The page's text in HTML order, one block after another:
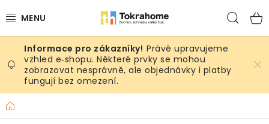
na
Výrobky
Místnosti
Venkovní prostory
Právě upravujeme
vzhled e‑shopu. Některé prvky se mohou
zobrazovat nesprávně, ale objednávky i platby
fungují bez omezení.
Domů